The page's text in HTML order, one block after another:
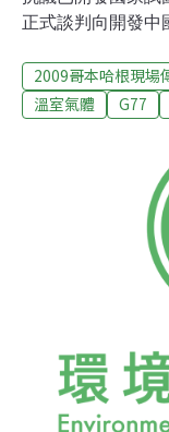
正式談判向開發中
後，包括來自中
場，重啟談判議程
定。為了表達開
拉米西(Jairam
議主席--丹麥氣候
Hedegaard)—表
國家，希望能延
到富國的支持，
候談判代表陶德
者表示，
2009哥本哈根現場
溫室氣體
G77